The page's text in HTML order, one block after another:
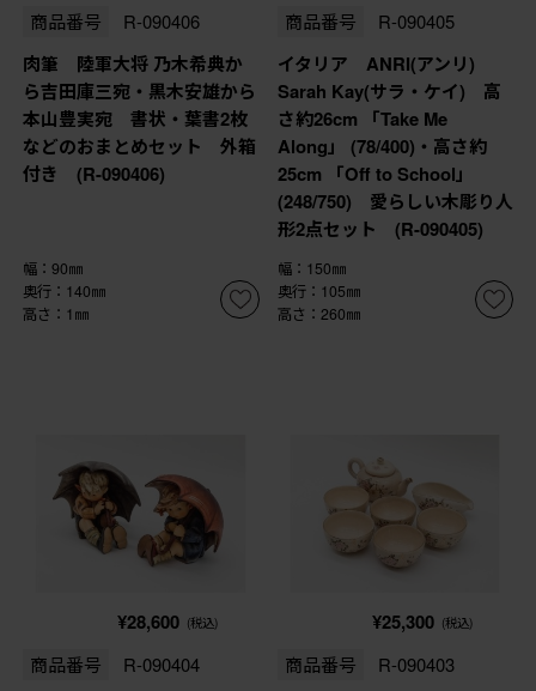
商品番号 R-090406
肉筆 陸軍大将 乃木希典か
ら吉田庫三宛・黒木安雄から
本山豊実宛 書状・葉書2枚
などのおまとめセット 外箱
付き (R-090406)
幅：90㎜
奥行：140㎜
高さ：1㎜
商品番号 R-090405
イタリア ANRI(アンリ)
Sarah Kay(サラ・ケイ) 高
さ約26cm 「Take Me
Along」 (78/400)・高さ約
25cm 「Off to School」
(248/750) 愛らしい木彫り人
形2点セット (R-090405)
幅：150㎜
奥行：105㎜
高さ：260㎜
¥28,600 (税込)
商品番号 R-090404
¥25,300 (税込)
商品番号 R-090403